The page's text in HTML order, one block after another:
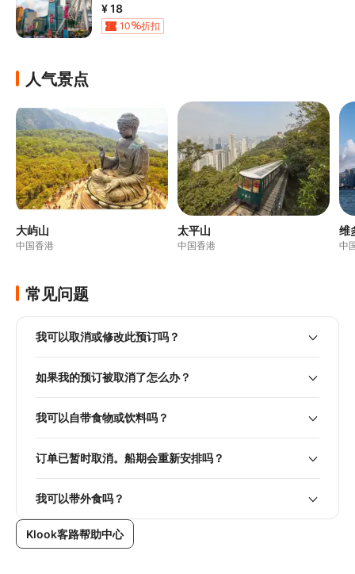
¥ 18
10 折扣
人气景点
大屿山
中国香港
太平山
中国香港
维
中
常见问题
我可以取消或修改此预订吗？
如果我的预订被取消了怎么办？
我可以自带食物或饮料吗？
订单已暂时取消。船期会重新安排吗？
我可以带外食吗？
Klook客路帮助中心